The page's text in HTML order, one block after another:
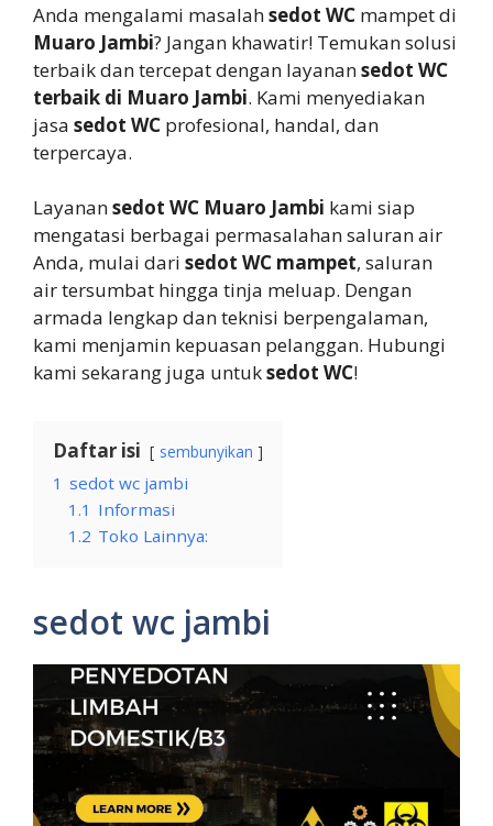
Anda mengalami masalahsedot WC mampet di
Muaro Jambi? Jangan khawatir! Temukan solusi
terbaik dan tercepat dengan layanansedot WC
terbaik di Muaro Jambi. Kami menyediakan
jasa sedot WC profesional, handal, dan
terpercaya.
Layanansedot WC Muaro Jambi kami siap
mengatasi berbagai permasalahan saluran air
Anda, mulai dari sedot WC mampet, saluran
air tersumbat hingga tinja meluap. Dengan
armada lengkap dan teknisi berpengalaman,
kami menjamin kepuasan pelanggan. Hubungi
kami sekarang juga untuksedot WC!
Daftar isi sembunyikan
1 sedot wc jambi
1.1 Informasi
1.2 Toko Lainnya:
sedot wc jambi